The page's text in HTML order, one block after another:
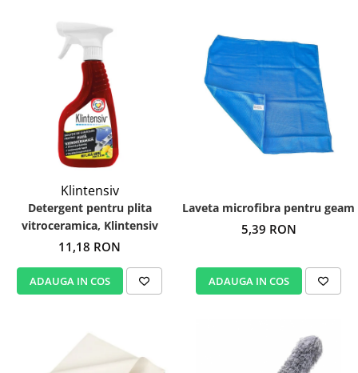
Klintensiv
Detergent pentru plita
vitroceramica, Klintensiv
11,18 RON
ADAUGA IN COS
Laveta microfibra pentru geam
5,39 RON
ADAUGA IN COS